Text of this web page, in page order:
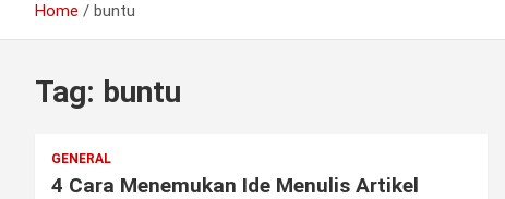
Home buntu
Tag: buntu
GENERAL
4 Cara Menemukan Ide Menulis Artikel